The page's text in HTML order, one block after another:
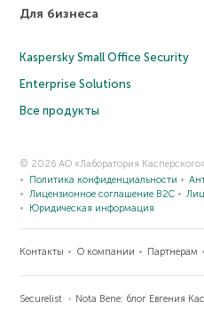
Для бизнеса
Kaspersky Small Office Security
Enterprise Solutions
Все продукты
© 2026 АО «Лаборатория
Политика конфиденциальности
Лицензионное соглашение B2C
Юридическая информация
Контакты О компании Партнерам
Securelist Nota Bene: блог Евгения